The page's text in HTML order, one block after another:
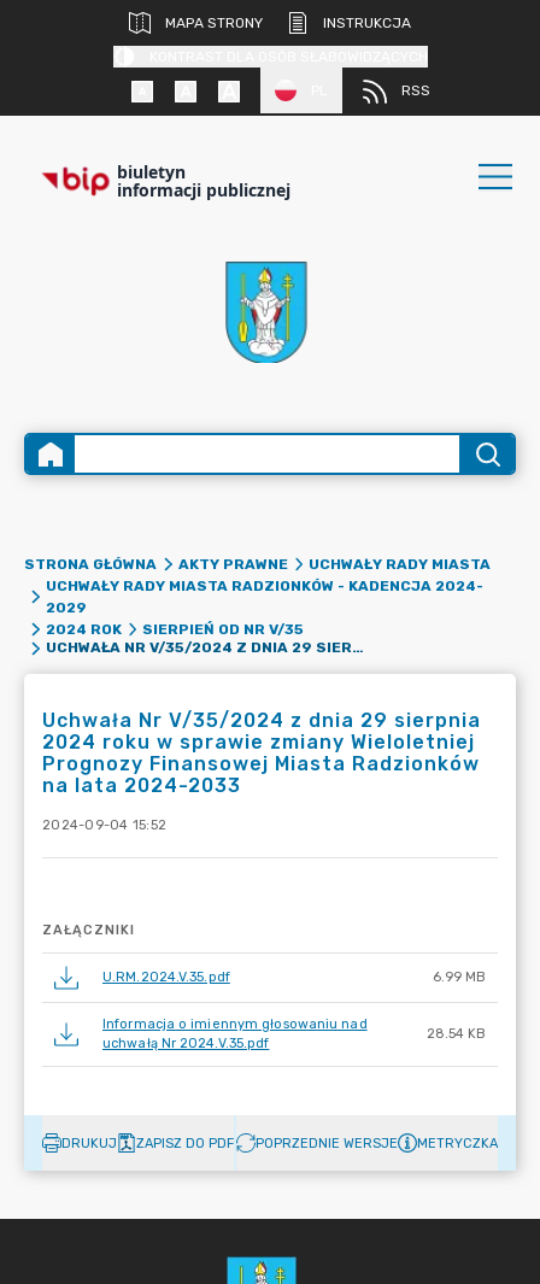
MAPA STRONY
INSTRUKCJA
RSS
biuletyn
informacji publicznej
STRONA GŁÓWNA AKTY PRAWNE
UCHWAŁY RADY MIASTA
UCHWAŁY RADY MIASTA RADZIONKÓW - KADENCJA 2024-
2029
2024 ROK
SIERPIEŃ OD NR V/35
UCHWAŁA NR V/35/2024 Z DNIA 29 SIERPNIA 2024 ROKU W SPRAWIE ZMIANY WIELOLETNIEJ PROGNOZY FINANSOWEJ MIASTA RADZIONKÓW NA LATA 2024-2033
Uchwała Nr V/35/2024 z dnia 29 sierpnia
2024 roku w sprawie zmiany Wieloletniej
Prognozy Finansowej Miasta Radzionków
na lata 2024-2033
2024-09-04 15:52
ZAŁĄCZNIKI
U.RM.2024.V.35.pdf 6.99 MB
Informacja o imiennym głosowaniu nad
uchwałą Nr 2024.V.35.pdf
28.54 KB
DRUKUJ ZAPISZ DO PDF POPRZEDNIE WERSJE METRYCZKA